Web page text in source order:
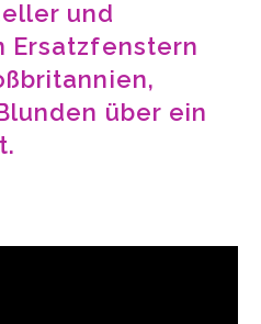
und
Ersatzfenstern
über ein